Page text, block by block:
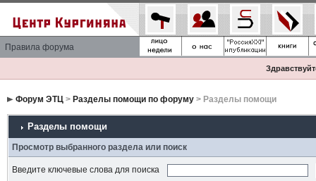
Правила форума
Форум ЭТЦ> Разделы помощи по форуму> Разделы помощи
Разделы помощи
Просмотр выбранного раздела или поиск
Введите ключевые слова для поиска